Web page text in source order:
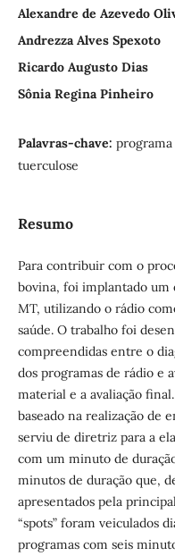
Alexandre de Azevedo
Andrezza Alves Spexoto
Ricardo Augusto Dias
Sônia Regina Pinheiro
Palavras-chave: programa
tuerculose
Resumo
Para contribuir com o
bovina, foi implantado um
MT, utilizando o rádio
saúde. O trabalho foi
compreendidas entre o
dos programas de rádio e
material e a avaliação
baseado na realização de
serviu de diretriz para a
com um minuto de
minutos de duração que,
apresentados pela
“spots” foram veiculados
programas com seis